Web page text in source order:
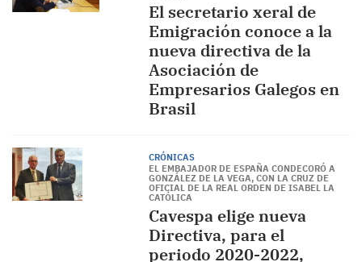
El secretario xeral de
Emigración conoce a la
nueva directiva de la
Asociación de
Empresarios Galegos en
Brasil
CRÓNICAS
EL EMBAJADOR DE ESPAÑA CONDECORÓ A
GONZÁLEZ DE LA VEGA, CON LA CRUZ DE
OFICIAL DE LA REAL ORDEN DE ISABEL LA
CATÓLICA
Cavespa elige nueva
Directiva, para el
periodo 2020-2022,